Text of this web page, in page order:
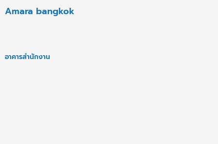
Amara bangkok
อาคารสำนักงาน